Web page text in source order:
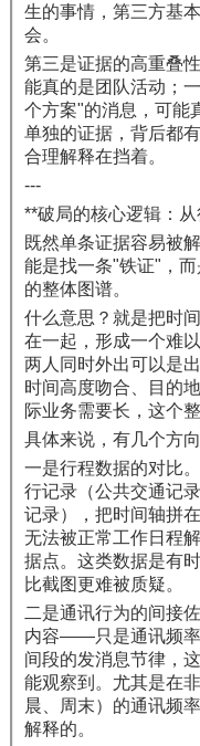
生的事情，第三方基
会。
第三是证据的高重叠
能真的是团队活动；
个方案"的消息，可能
单独的证据，背后都
合理解释在挡着。
---
**破局的核心逻辑：
既然单条证据容易被
能是找一条"铁证"，
的整体图谱。
什么意思？就是把时
在一起，形成一个难
两人同时外出可以是
时间高度吻合、目的
际业务需要长，这个
具体来说，有几个方
一是行程数据的对比
行记录（公共交通记
记录），把时间轴拼
无法被正常工作日程
据点。这类数据是有
比截图更难被质疑。
二是通讯行为的间接
内容——只是通讯频
间段的发消息节律，
能观察到。尤其是在
晨、周末）的通讯频
解释的。